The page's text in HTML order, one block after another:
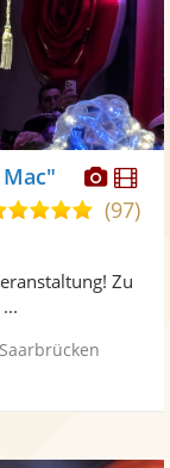
5,0
Sternen
(97)
Zu